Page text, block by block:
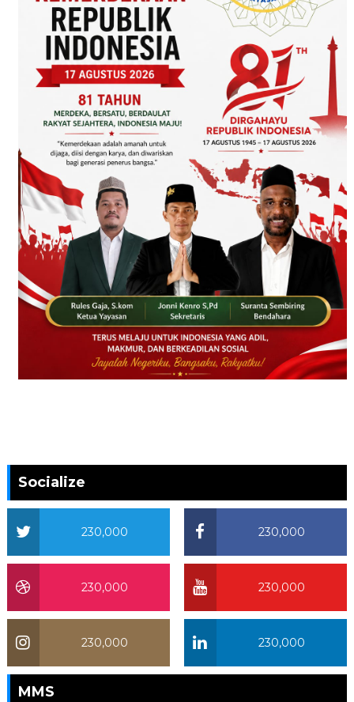
Socialize
230,000
230,000
230,000
230,000
230,000
230,000
MMS